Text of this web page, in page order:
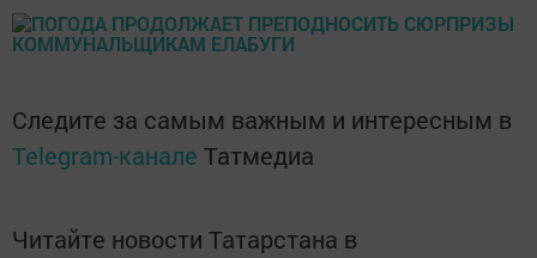
Следите за самым важным и интересным в
Telegram-канале Татмедиа
Читайте новости Татарстана в